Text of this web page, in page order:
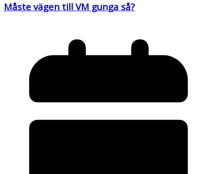
Måste vägen till VM gunga så?